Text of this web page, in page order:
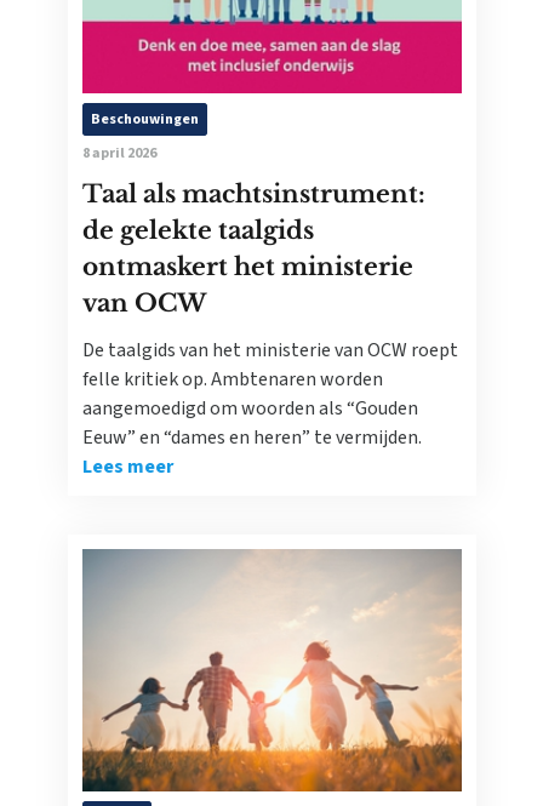
Beschouwingen
8 april 2026
Taal als machtsinstrument:
de gelekte taalgids
ontmaskert het ministerie
van OCW
De taalgids van het ministerie van OCW roept
felle kritiek op. Ambtenaren worden
aangemoedigd om woorden als “Gouden
Eeuw” en “dames en heren” te vermijden.
Lees meer